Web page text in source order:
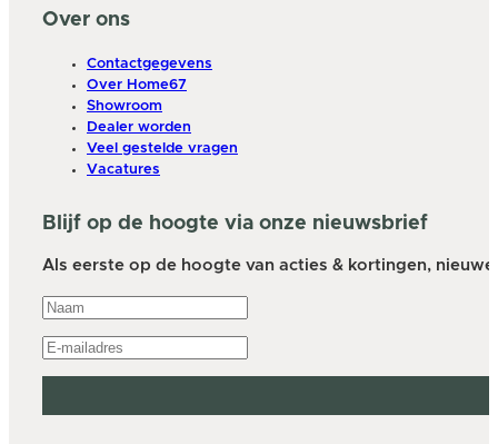
Over ons
Contactgegevens
Over Home67
Showroom
Dealer worden
Veel gestelde vragen
Vacatures
Blijf op de hoogte via onze nieuwsbrief
Als eerste op de hoogte van acties & kortingen,